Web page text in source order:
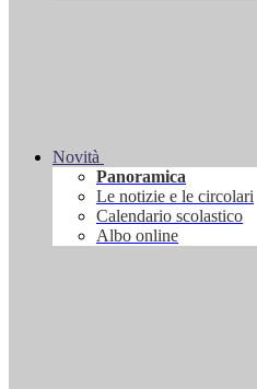
Novità
Panoramica
Le notizie e le circolari
Calendario scolastico
Albo online